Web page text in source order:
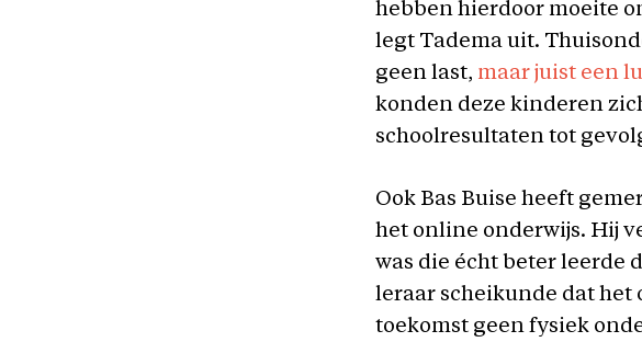
hebben hierdoor moeite
legt Tadema uit.
geen last, maar juist een
konden deze kinderen
schoolresultaten tot
Ook Bas Buise heeft
het online onderwijs. Hij
was die écht beter leerde
leraar scheikunde dat het
toekomst geen fysiek